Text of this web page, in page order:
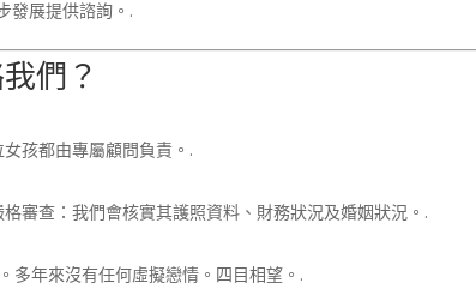
發展提供諮詢。.
們？
孩都由專屬顧問負責。.
審查：我們會核實其護照資料、財務狀況及婚姻狀況。.
多年來沒有任何虛擬戀情。四目相望。.